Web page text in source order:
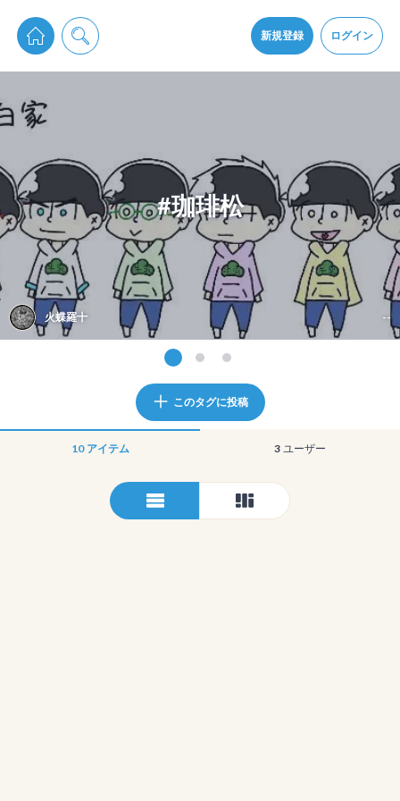
新規登録 ログイン
pixiv Sketchは2024年5月28日付で プライパシーポリシーを改定しました。
通知を受け取るにはここをクリックします
#珈琲松
火蝶羅十 --
このタグに投稿
10 アイテム 3 ユーザー